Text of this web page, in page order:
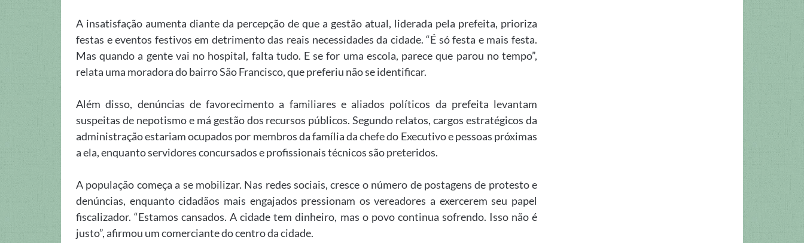
A insatisfação aumenta diante da percepção de que a gestão atual, liderada pela prefeita, prioriza
festas e eventos festivos em detrimento das reais necessidades da cidade. “É só festa e mais festa.
Mas quando a gente vai no hospital, falta tudo. E se for uma escola, parece que parou no tempo”,
relata uma moradora do bairro São Francisco, que preferiu não se identificar.
Além disso, denúncias de favorecimento a familiares e aliados políticos da prefeita levantam
suspeitas de nepotismo e má gestão dos recursos públicos. Segundo relatos, cargos estratégicos da
administração estariam ocupados por membros da família da chefe do Executivo e pessoas próximas
a ela, enquanto servidores concursados e profissionais técnicos são preteridos.
A população começa a se mobilizar. Nas redes sociais, cresce o número de postagens de protesto e
denúncias, enquanto cidadãos mais engajados pressionam os vereadores a exercerem seu papel
fiscalizador. “Estamos cansados. A cidade tem dinheiro, mas o povo continua sofrendo. Isso não é
justo”, afirmou um comerciante do centro da cidade.